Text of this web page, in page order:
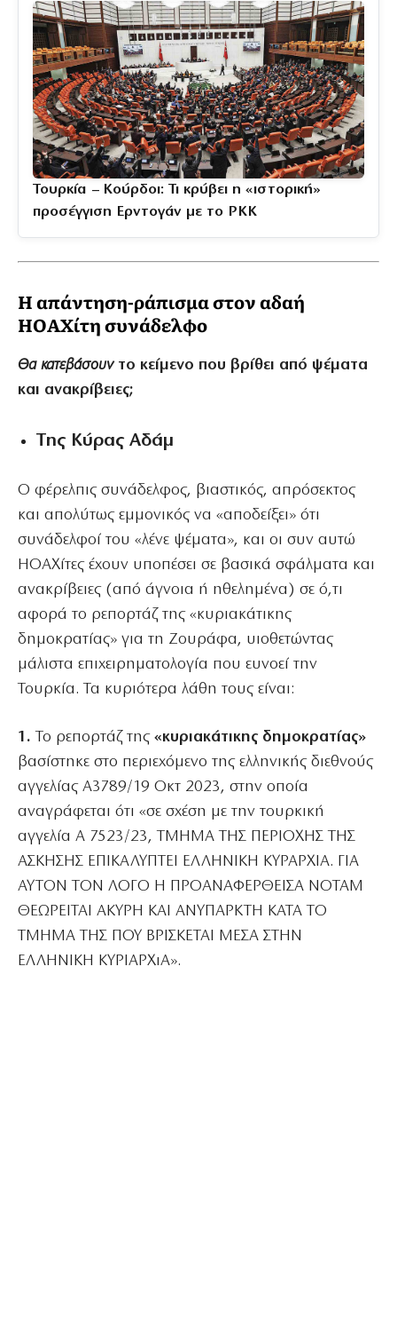
Τουρκία – Κούρδοι: Τι κρύβει η «ιστορική»
προσέγγιση Ερντογάν με το PKK
Η απάντηση-ράπισμα στον αδαή
HΟΑΧίτη συνάδελφο
Θα κατεβάσουντο κείμενο που βρίθει από ψέματα
και ανακρίβειες;
Της Κύρας Αδάμ
Ο φέρελπις συνάδελφος, βιαστικός, απρόσεκτος
και απολύτως εμμονικός να «αποδείξει» ότι
συνάδελφοί του «λένε ψέματα», και οι συν αυτώ
HΟΑΧίτες έχουν υποπέσει σε βασικά σφάλματα και
ανακρίβειες (από άγνοια ή ηθελημένα) σε ό,τι
αφορά το ρεπορτάζ της «κυριακάτικης
δημοκρατίας» για τη Ζουράφα, υιοθετώντας
μάλιστα επιχειρηματολογία που ευνοεί την
Τουρκία. Τα κυριότερα λάθη τους είναι:
1. Το ρεπορτάζ της «κυριακάτικης δημοκρατίας»
βασίστηκε στο περιεχόμενο της ελληνικής διεθνούς
αγγελίας Α3789/19 Οκτ 2023, στην οποία
αναγράφεται ότι «σε σχέση με την τουρκική
αγγελία Α 7523/23, ΤΜΗΜΑ ΤΗΣ ΠΕΡΙΟΧΗΣ ΤΗΣ
ΑΣΚΗΣΗΣ ΕΠΙΚΑΛΥΠΤΕΙ ΕΛΛΗΝΙΚΗ ΚΥΡΑΡΧΙΑ. ΓΙΑ
ΑΥΤΟΝ ΤΟΝ ΛΟΓΟ Η ΠΡΟΑΝΑΦΕΡΘΕΙΣΑ ΝΟΤΑΜ
ΘΕΩΡΕΙΤΑΙ ΑΚΥΡΗ ΚΑΙ ΑΝΥΠΑΡΚΤΗ ΚΑΤΑ ΤΟ
ΤΜΗΜΑ ΤΗΣ ΠΟΥ ΒΡΙΣΚΕΤΑΙ ΜΕΣΑ ΣΤΗΝ
ΕΛΛΗΝΙΚΗ ΚΥΡΙΑΡΧιΑ».